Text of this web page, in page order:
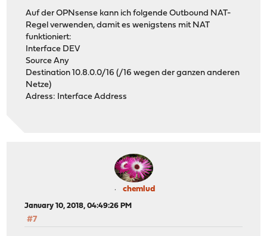
Auf der OPNsense kann ich folgende Outbound NAT-
Regel verwenden, damit es wenigstens mit NAT
funktioniert:
Interface DEV
Source Any
Destination 10.8.0.0/16 (/16 wegen der ganzen anderen
Netze)
Adress: Interface Address
chemlud
January 10, 2018, 04:49:26 PM
#7